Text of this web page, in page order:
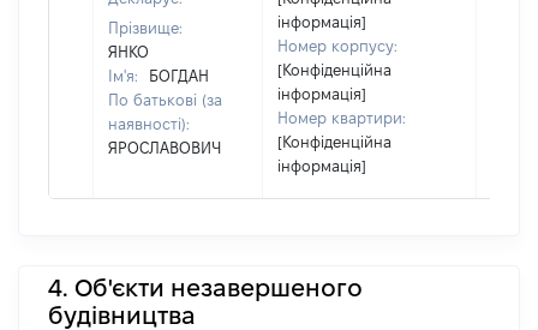
Прізвище:
ЯНКО
Ім'я:
БОГДАН
По батькові (за
наявності):
ЯРОСЛАВОВИЧ
інформація]
Номер корпусу:
[Конфіденційна
інформація]
Номер квартири:
[Конфіденційна
інформація]
4. Об'єкти незавершеного
будівництва